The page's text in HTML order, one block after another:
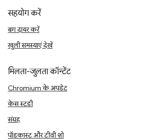
सहयोग करें
बग दायर करें
खुली समस्याएं देखें
मिलता-जुलता कॉन्टेंट
Chromium के अपडेट
केस स्टडी
संग्रह
पॉडकास्ट और टीवी शो